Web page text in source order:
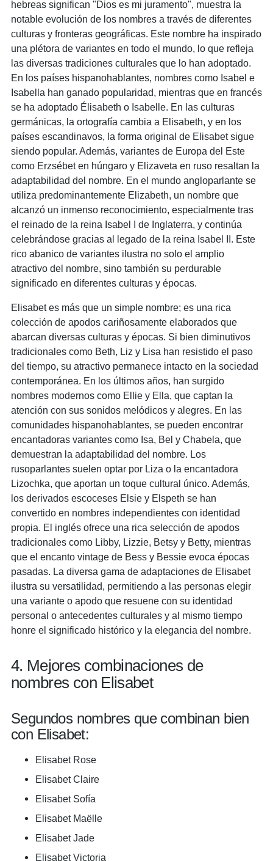
hebreas significan "Dios es mi juramento", muestra la
notable evolución de los nombres a través de diferentes
culturas y fronteras geográficas. Este nombre ha inspirado
una plétora de variantes en todo el mundo, lo que refleja
las diversas tradiciones culturales que lo han adoptado.
En los países hispanohablantes, nombres como Isabel e
Isabella han ganado popularidad, mientras que en francés
se ha adoptado Élisabeth o Isabelle. En las culturas
germánicas, la ortografía cambia a Elisabeth, y en los
países escandinavos, la forma original de Elisabet sigue
siendo popular. Además, variantes de Europa del Este
como Erzsébet en húngaro y Elizaveta en ruso resaltan la
adaptabilidad del nombre. En el mundo angloparlante se
utiliza predominantemente Elizabeth, un nombre que
alcanzó un inmenso reconocimiento, especialmente tras
el reinado de la reina Isabel I de Inglaterra, y continúa
celebrándose gracias al legado de la reina Isabel II. Este
rico abanico de variantes ilustra no solo el amplio
atractivo del nombre, sino también su perdurable
significado en diferentes culturas y épocas.
Elisabet es más que un simple nombre; es una rica
colección de apodos cariñosamente elaborados que
abarcan diversas culturas y épocas. Si bien diminutivos
tradicionales como Beth, Liz y Lisa han resistido el paso
del tiempo, su atractivo permanece intacto en la sociedad
contemporánea. En los últimos años, han surgido
nombres modernos como Ellie y Ella, que captan la
atención con sus sonidos melódicos y alegres. En las
comunidades hispanohablantes, se pueden encontrar
encantadoras variantes como Isa, Bel y Chabela, que
demuestran la adaptabilidad del nombre. Los
rusoparlantes suelen optar por Liza o la encantadora
Lizochka, que aportan un toque cultural único. Además,
los derivados escoceses Elsie y Elspeth se han
convertido en nombres independientes con identidad
propia. El inglés ofrece una rica selección de apodos
tradicionales como Libby, Lizzie, Betsy y Betty, mientras
que el encanto vintage de Bess y Bessie evoca épocas
pasadas. La diversa gama de adaptaciones de Elisabet
ilustra su versatilidad, permitiendo a las personas elegir
una variante o apodo que resuene con su identidad
personal o antecedentes culturales y al mismo tiempo
honre el significado histórico y la elegancia del nombre.
4. Mejores combinaciones de
nombres con Elisabet
Segundos nombres que combinan bien
con Elisabet:
Elisabet Rose
Elisabet Claire
Elisabet Sofía
Elisabet Maëlle
Elisabet Jade
Elisabet Victoria